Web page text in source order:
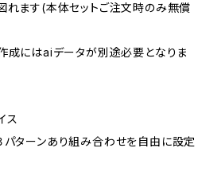
れます(本体セットご注文時のみ無償
成にはaiデータが別途必要となりま
ス
パターンあり組み合わせを自由に設定